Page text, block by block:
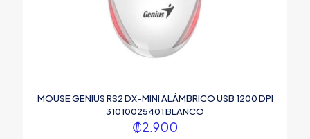
MOUSE GENIUS RS2 DX-MINI ALÁMBRICO USB 1200 DPI
31010025401 BLANCO
₡2.900